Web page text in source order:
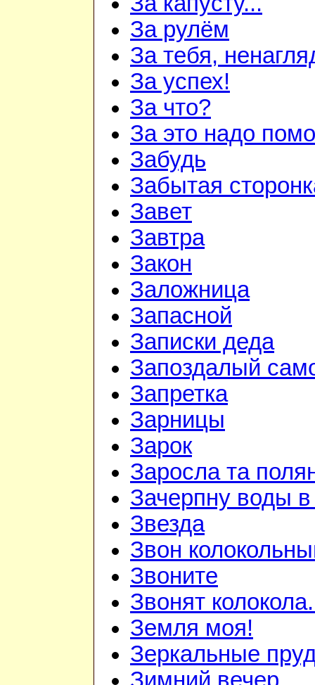
За рулём
За тебя,
За успех!
За что?
За это надо
Забудь
Забытая
Завет
Завтра
Закон
Заложница
Запасной
Записки деда
Запоздалый
Запретка
Зарницы
Зарок
Заросла та
Зачерпну воды
Звезда
Звон
Звоните
Звонят
Земля моя!
Зеркальные